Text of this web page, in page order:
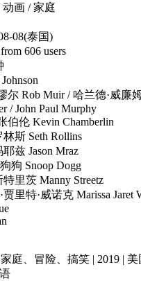
/ 家庭
08(泰国)
606 users
Muir / 哈兰德·威廉姆
/ John Paul Murphy
Kevin Chamberlin
Rollins
Mraz
Dogg
Manny Streetz
诺克 Marissa Jaret
冒险、搞笑 | 2019 | 美